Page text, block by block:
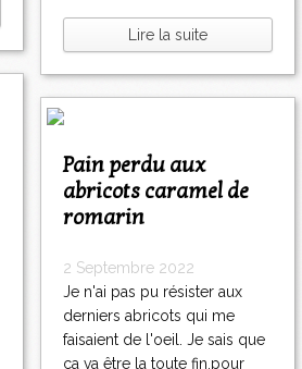
Lire la suite
Pain perdu aux
abricots caramel de
romarin
2 Septembre 2022
Je n'ai pas pu résister aux
derniers abricots qui me
faisaient de l'oeil. Je sais que
ça va être la toute fin,pour